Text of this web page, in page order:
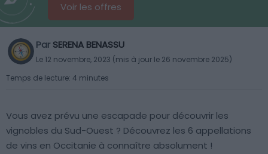
Voir les offres
Par SERENA BENASSU
Le 12 novembre, 2023 (mis à jour le 26 novembre 2025)
Temps de lecture: 4 minutes
Vous avez prévu une escapade pour découvrir les
vignobles du Sud-Ouest ? Découvrez les 6 appellations
de vins en Occitanie à connaître absolument !